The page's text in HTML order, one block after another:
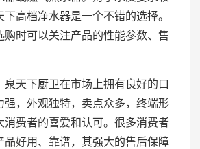
高档净水器是一个不错的选择。
购时可以关注产品的性能参数、售
泉天下厨卫在市场上拥有良好的口
强，外观独特，卖点众多，终端形
消费者的喜爱和认可。很多消费者
品好用、靠谱，其强大的售后保障